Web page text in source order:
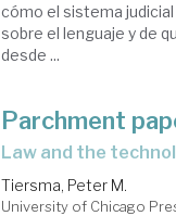
cómo el sistema
sobre el lenguaje y de
desde ...
Parchment
Law and the
Tiersma, Peter M.
University of Chicago